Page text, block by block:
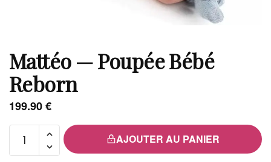
Mattéo — Poupée Bébé
Reborn
199.90€
AJOUTER AU PANIER